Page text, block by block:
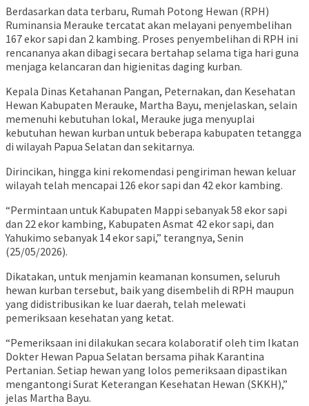
​Berdasarkan data terbaru, Rumah Potong Hewan (RPH)
Ruminansia Merauke tercatat akan melayani penyembelihan
167 ekor sapi dan 2 kambing. Proses penyembelihan di RPH ini
rencananya akan dibagi secara bertahap selama tiga hari guna
menjaga kelancaran dan higienitas daging kurban.
​Kepala Dinas Ketahanan Pangan, Peternakan, dan Kesehatan
Hewan Kabupaten Merauke, Martha Bayu, menjelaskan, selain
memenuhi kebutuhan lokal, Merauke juga menyuplai
kebutuhan hewan kurban untuk beberapa kabupaten tetangga
di wilayah Papua Selatan dan sekitarnya.
​Dirincikan, hingga kini rekomendasi pengiriman hewan keluar
wilayah telah mencapai 126 ekor sapi dan 42 ekor kambing.
“Permintaan untuk Kabupaten Mappi sebanyak 58 ekor sapi
dan 22 ekor kambing, Kabupaten Asmat 42 ekor sapi, dan
Yahukimo sebanyak 14 ekor sapi,” terangnya, Senin
(25/05/2026).
​Dikatakan, untuk menjamin keamanan konsumen, seluruh
hewan kurban tersebut, baik yang disembelih di RPH maupun
yang didistribusikan ke luar daerah, telah melewati
pemeriksaan kesehatan yang ketat.
“Pemeriksaan ini dilakukan secara kolaboratif oleh tim Ikatan
Dokter Hewan Papua Selatan bersama pihak Karantina
Pertanian. Setiap hewan yang lolos pemeriksaan dipastikan
mengantongi Surat Keterangan Kesehatan Hewan (SKKH),”
jelas Martha Bayu.